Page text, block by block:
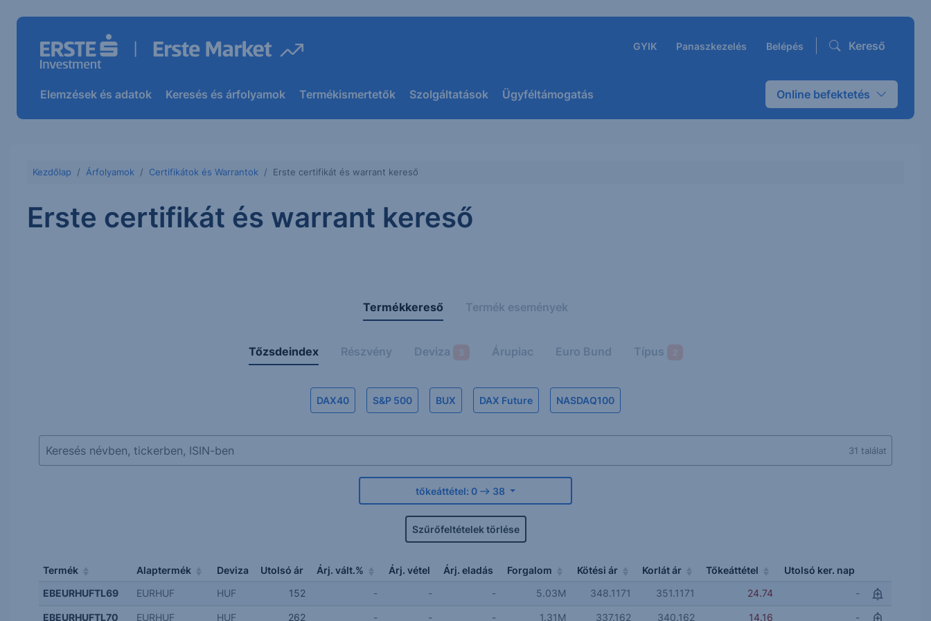
GYIK Panaszkezelés Belépés Kereső
Elemzések és adatok Keresés és árfolyamok Termékismertetők Szolgáltatások Ügyféltámogatás Online befektetés
Kezdőlap Árfolyamok Certifikátok és Warrantok Erste certifikát és warrant kereső
Erste certifikát és warrant kereső
Termékkereső Termék események
Tőzsdeindex Részvény Deviza 3 Árupiac Euro Bund Típus 2
DAX40 S&P 500 BUX DAX Future NASDAQ100
31 találat
tőkeáttétel: 0 38
Szűrőfeltételek törlése
Termék Alaptermék Deviza Utolsó ár Árj. vált.% Árj. vétel Árj. eladás Forgalom Kötési ár Korlát ár Tőkeáttétel
Utolsó ker. nap
EBEURHUFTL69
EURHUF HUF 152 - - - 5.03M 348.1171 351.1171 24.74 -
EBEURHUFTL70 EURHUF HUF 262 - - - 1.31M 337.162 340.162 14.16 -